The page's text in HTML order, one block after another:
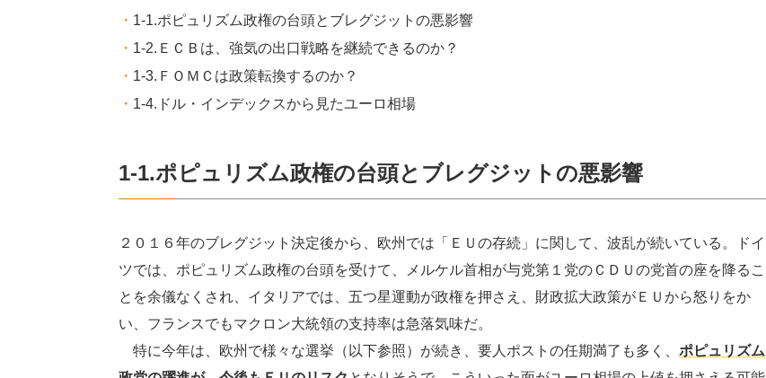
1-1.ポピュリズム政権の台頭とブレグジットの悪影響
1-2.ＥＣＢは、強気の出口戦略を継続できるのか？
1-3.ＦＯＭＣは政策転換するのか？
1-4.ドル・インデックスから見たユーロ相場
1-1.ポピュリズム政権の台頭とブレグジットの悪影響
２０１６年のブレグジット決定後から、欧州では「ＥＵの存続」に関して、波乱が続いている。ドイ
ツでは、ポピュリズム政権の台頭を受けて、メルケル首相が与党第１党のＣＤＵの党首の座を降るこ
とを余儀なくされ、イタリアでは、五つ星運動が政権を押さえ、財政拡大政策がＥＵから怒りをか
い、フランスでもマクロン大統領の支持率は急落気味だ。
特に今年は、欧州で様々な選挙（以下参照）が続き、要人ポストの任期満了も多く、 ポピュリズム